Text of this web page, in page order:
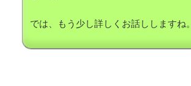
では、もう少し詳しくお話ししますね。